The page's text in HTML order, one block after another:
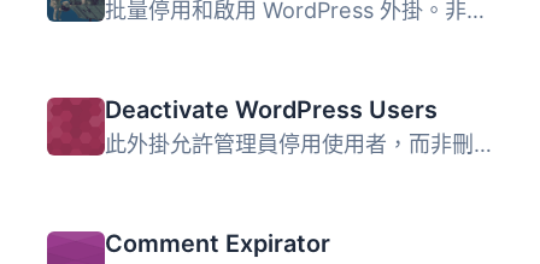
批量停用和啟用 WordPress 外掛。非常適用於發現外掛衝突並修...
Deactivate WordPress Users
此外掛允許管理員停用使用者，而非刪除使用者。與基於網頁和 ...
Comment Expirator